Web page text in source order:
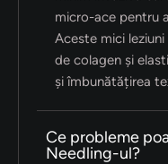
micro-ace pentru
Aceste mici
de colagen și
și îmbunătățirea
Ce probleme
Needling-ul?